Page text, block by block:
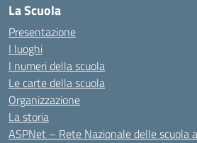
La Scuola
Presentazione
I luoghi
I numeri della scuola
Le carte della scuola
Organizzazione
La storia
ASPNet – Rete Nazionale delle scuola